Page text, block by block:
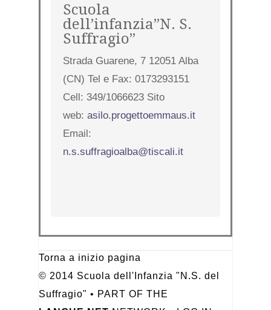
Scuola
dell’infanzia”N. S.
Suffragio”
Strada Guarene, 7 12051 Alba
(CN) Tel e Fax: 0173293151
Cell: 349/1066623 Sito
web: asilo.progettoemmaus.it
Email:
n.s.suffragioalba@tiscali.it
Torna a inizio pagina
© 2014 Scuola dell'Infanzia "N.S. del
Suffragio" • PART OF THE